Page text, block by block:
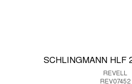
SCHLINGMANN HLF
REVELL
REV07452